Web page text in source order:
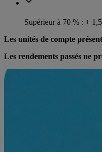
Supérieur à 70 % : +
Les unités de compte
Les rendements passés ne